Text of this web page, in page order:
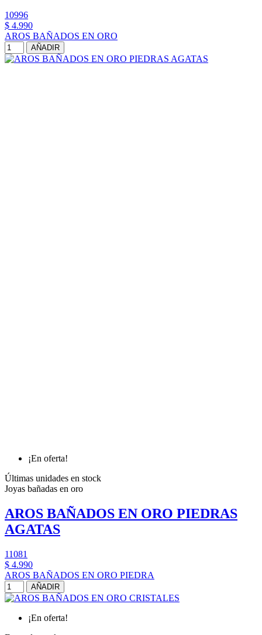
10996
$ 4.990
AROS BAÑADOS EN ORO
AÑADIR
¡En oferta!
Últimas unidades en stock
Joyas bañadas en oro
AROS BAÑADOS EN ORO PIEDRAS
AGATAS
11081
$ 4.990
AROS BAÑADOS EN ORO PIEDRA
AÑADIR
¡En oferta!